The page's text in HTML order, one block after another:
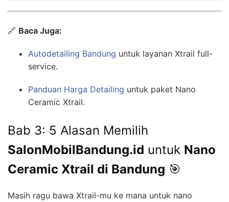
🔗 Baca Juga:
Autodetailing Bandung untuk layanan Xtrail full-
service.
Panduan Harga Detailing untuk paket Nano
Ceramic Xtrail.
Bab 3: 5 Alasan Memilih
SalonMobilBandung.id untuk Nano
Ceramic Xtrail di Bandung 🎯
Masih ragu bawa Xtrail-mu ke mana untuk nano